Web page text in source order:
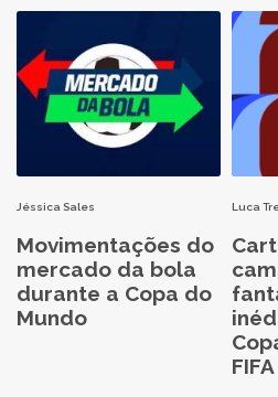
Jéssica Sales
Movimentações do
mercado da bola
durante a Copa do
Mundo
Luca